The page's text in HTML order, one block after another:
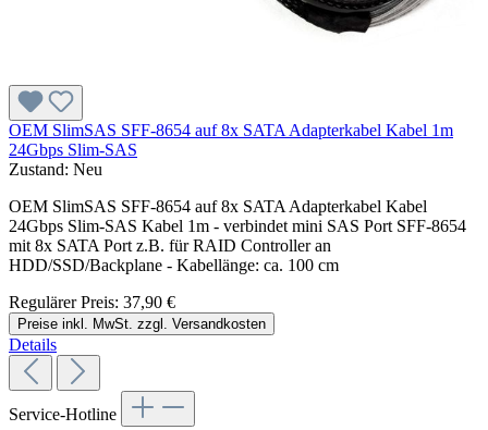
OEM SlimSAS SFF-8654 auf 8x SATA Adapterkabel Kabel 1m
24Gbps Slim-SAS
Zustand: Neu
OEM SlimSAS SFF-8654 auf 8x SATA Adapterkabel Kabel
24Gbps Slim-SAS Kabel 1m - verbindet mini SAS Port SFF-8654
mit 8x SATA Port z.B. für RAID Controller an
HDD/SSD/Backplane - Kabellänge: ca. 100 cm
Regulärer Preis: 37,90 €
Preise inkl. MwSt. zzgl. Versandkosten
Details
Service-Hotline